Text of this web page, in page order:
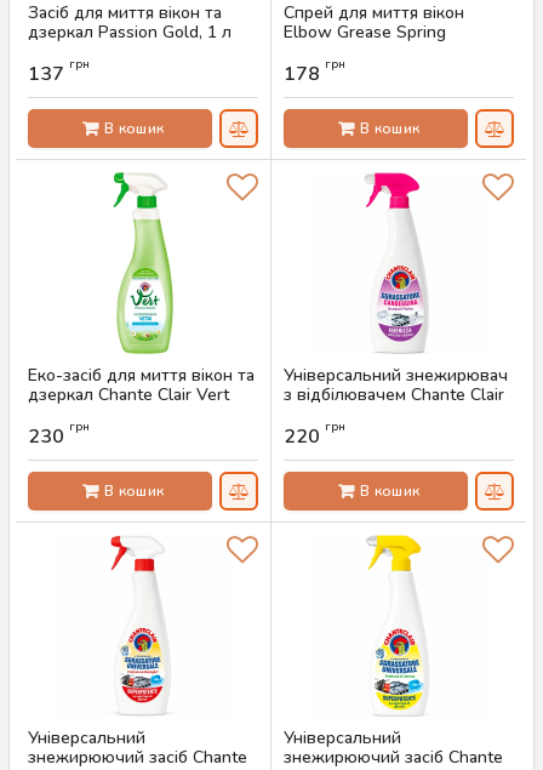
Засіб для миття вікон та
дзеркал Passion Gold, 1 л
137 грн
В кошик
Спрей для миття вікон
Elbow Grease Spring
Артикул:
178 грн
В кошик
Еко-засіб для миття вікон та
дзеркал Chante Сlair Vert
Артикул:
230 грн
В кошик
Універсальний знежирювач
з відбілювачем Chante Clair
Bouquet, 625 мл
Артикул:AS-00517
220 грн
В кошик
Універсальний
знежирюючий засіб Chante
Універсальний
знежирюючий засіб Chante